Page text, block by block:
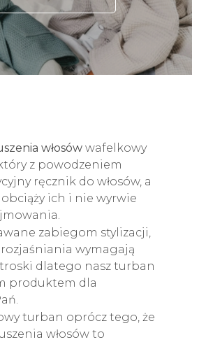
włosów wafelkowy
z powodzeniem
ręcznik do włosów, a
ich i nie wyrwie
zabiegom stylizacji,
wymagają
dlatego nasz turban
produktem dla
turban oprócz tego, że
włosów to